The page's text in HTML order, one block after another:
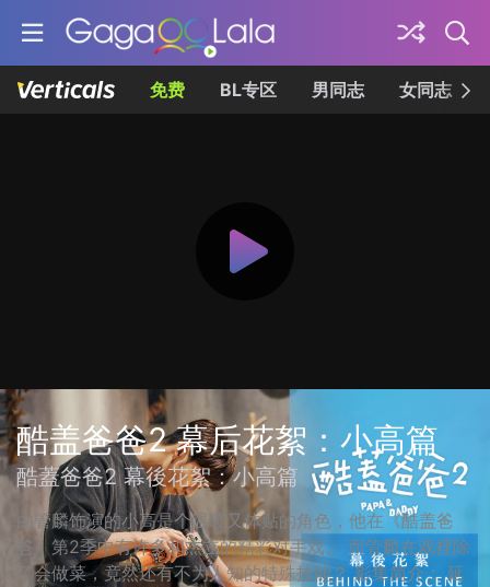
免费 BL专区 男同志 女同志
酷盖爸爸2 幕后花絮：小高篇
酷蓋爸爸2 幕後花絮：小高篇
由管麟饰演的小高是个温暖又体贴的角色，他在《酷盖爸
爸》第2季中有许多和杰立的精彩对手戏。 而管麟在戏裡除
了会做菜，竟然还有不为人知的特殊技能？ 影集简介： 延